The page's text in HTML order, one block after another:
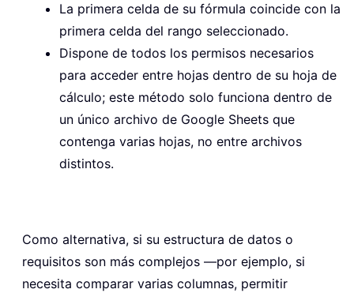
La primera celda de su fórmula coincide con la
primera celda del rango seleccionado.
Dispone de todos los permisos necesarios
para acceder entre hojas dentro de su hoja de
cálculo; este método solo funciona dentro de
un único archivo de Google Sheets que
contenga varias hojas, no entre archivos
distintos.
Como alternativa, si su estructura de datos o
requisitos son más complejos —por ejemplo, si
necesita comparar varias columnas, permitir